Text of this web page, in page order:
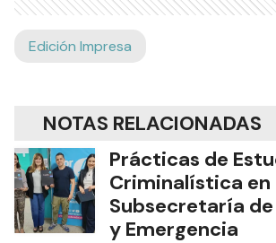
Edición Impresa
NOTAS RELACIONADAS
Prácticas de
Criminalística en
Subsecretaría
y Emergencia